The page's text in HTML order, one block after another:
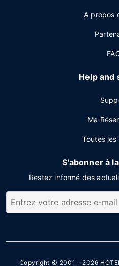
A propos
Help and
Ma
Toutes les
S'abonner à
Restez informé des
Copyright © 2001 - 2026